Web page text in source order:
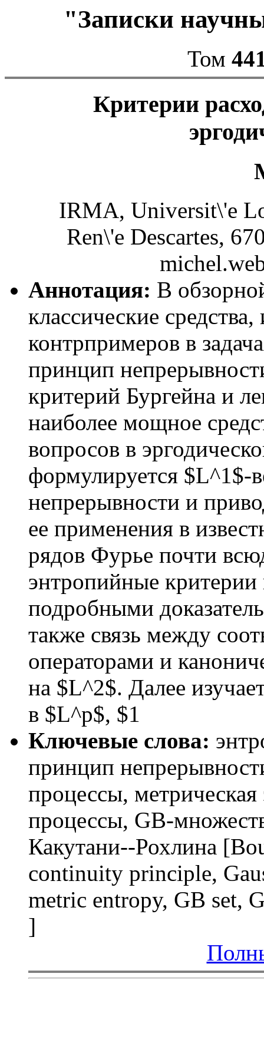
"Записки
Том
Критерии
IRMA, Universit\'e
Ren\'e Descartes,
Аннотация: В
классические
контрпримеров в
принцип
критерий Бургейна и
наиболее мощное
вопросов в
формулируется $L^1$-
непрерывности и
ее применения в
рядов Фурье почти
энтропийные
подробными
также связь между
операторами и
на $L^2$. Далее
в $L^p$, $1
Ключевые слова:
принцип
процессы,
процессы, GB-
Какутани--Рохлина
continuity principle,
metric entropy, GB set,
]